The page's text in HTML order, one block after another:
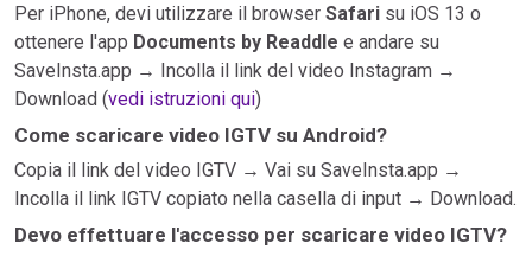
Per iPhone, devi utilizzare il browser Safari su iOS 13 o
ottenere l'app Documents by Readdle e andare su
SaveInsta.app → Incolla il link del video Instagram →
Download (vedi istruzioni qui)
Come scaricare video IGTV su Android?
Copia il link del video IGTV → Vai su SaveInsta.app →
Incolla il link IGTV copiato nella casella di input → Download.
Devo effettuare l'accesso per scaricare video IGTV?